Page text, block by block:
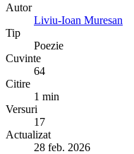
Autor
Liviu-Ioan Muresan
Tip
Poezie
Cuvinte
64
Citire
1 min
Versuri
17
Actualizat
28 feb. 2026